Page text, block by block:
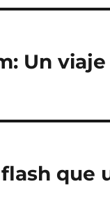
Un
que